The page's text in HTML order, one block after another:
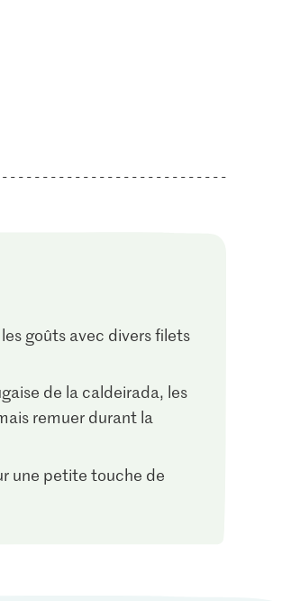
goûts avec divers filets
de la caldeirada, les
remuer durant la
une petite touche de